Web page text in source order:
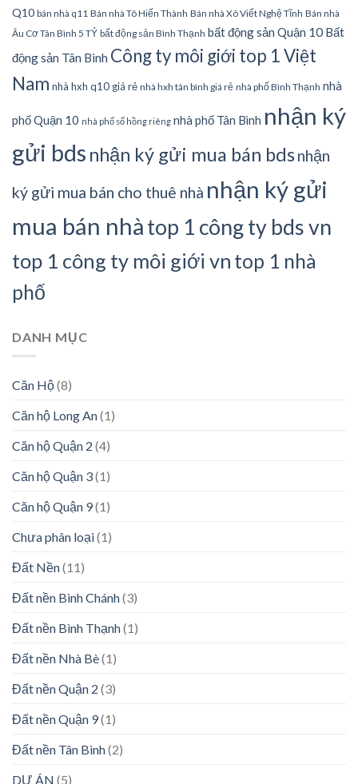
Q10 bán nhà q11 Bán nhà Tô Hiến Thành Bán nhà Xô Viết Nghệ Tĩnh Bán nhà
Âu Cơ Tân Bình 5 TỶ bất động sản Bình Thạnh bất động sản Quận 10 Bất
động sản Tân Bình Công ty môi giới top 1 Việt
Nam nhà hxh q10 giá rẻ nhà hxh tân bình giá rẻ nhà phố Bình Thạnh nhà
phố Quận 10 nhà phố sổ hồng riêng nhà phố Tân Bình nhận ký
gửi bds nhận ký gửi mua bán bdsnhận
ký gửi mua bán cho thuê nhà nhận ký gửi
mua bán nhàtop 1 công ty bds vn
top 1 công ty môi giới vn top 1 nhà
phố
DANH MỤC
Căn Hộ(8)
Căn hộ Long An(1)
Căn hộ Quận 2 (4)
Căn hộ Quận 3(1)
Căn hộ Quận 9(1)
Chưa phân loại(1)
Đất Nền(11)
Đất nền Bình Chánh(3)
Đất nền Bình Thạnh(1)
Đất nền Nhà Bè(1)
Đất nền Quận 2 (3)
Đất nền Quận 9(1)
Đất nền Tân Bình(2)
DỰ ÁN (5)